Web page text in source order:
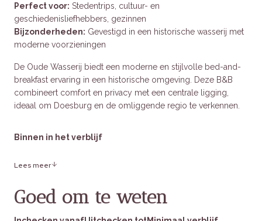
Perfect voor: Stedentrips, cultuur- en
geschiedenisliefhebbers, gezinnen
Bijzonderheden: Gevestigd in een historische wasserij met
moderne voorzieningen
De Oude Wasserij biedt een moderne en stijlvolle bed-and-
breakfast ervaring in een historische omgeving. Deze B&B
combineert comfort en privacy met een centrale ligging,
ideaal om Doesburg en de omliggende regio te verkennen.
Binnen in het verblijf
Kamers:
Voorzieningen: Volledig uitgeruste keuken met oven,
Lees meer
Goed om te weten